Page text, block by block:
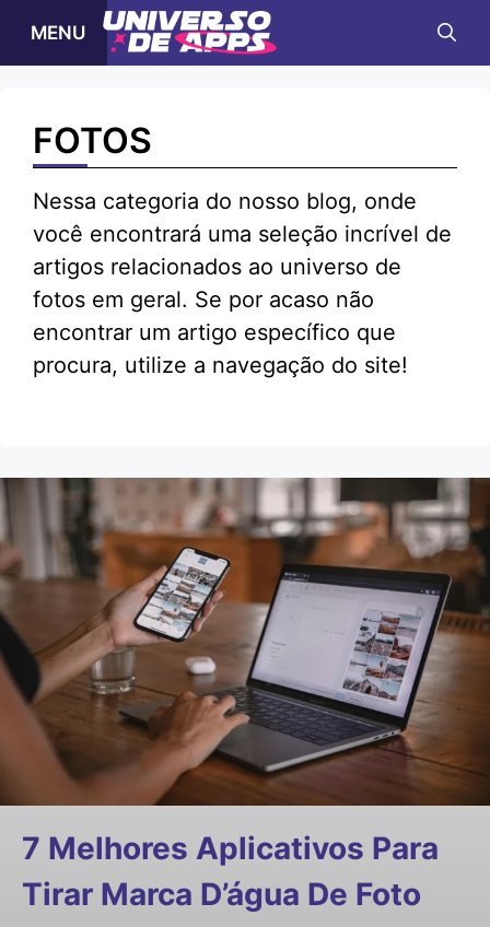
para
MENU
FOTOS
Nessa categoria do nosso blog, onde
você encontrará uma seleção incrível de
artigos relacionados ao universo de
fotos em geral. Se por acaso não
encontrar um artigo específico que
procura, utilize a navegação do site!
7 Melhores Aplicativos Para
Tirar Marca D’água De Foto